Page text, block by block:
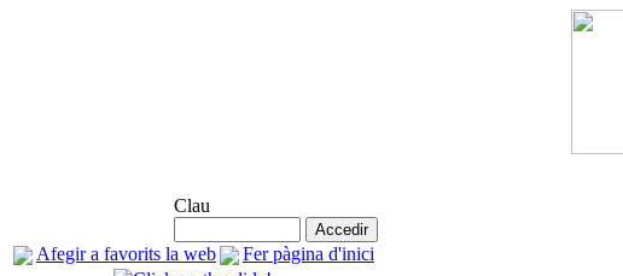
Clau
Afegir a favorits la web Fer pàgina d'inici